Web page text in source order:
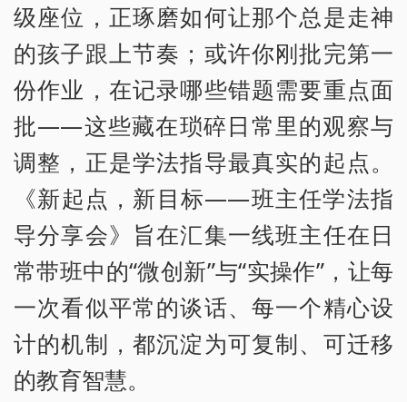
级座位，正琢磨如何让那个总是走神
的孩子跟上节奏；或许你刚批完第一
份作业，在记录哪些错题需要重点面
批——这些藏在琐碎日常里的观察与
调整，正是学法指导最真实的起点。
《新起点，新目标——班主任学法指
导分享会》旨在汇集一线班主任在日
常带班中的“微创新”与“实操作”，让每
一次看似平常的谈话、每一个精心设
计的机制，都沉淀为可复制、可迁移
的教育智慧。